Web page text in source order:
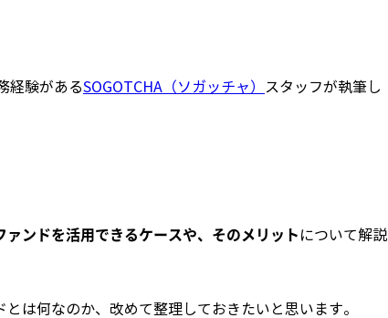
経験があるSOGOTCHA（ソガッチャ） スタッフが執筆し
ンドを活用できるケースや、そのメリット について解説
は何なのか、改めて整理しておきたいと思います。